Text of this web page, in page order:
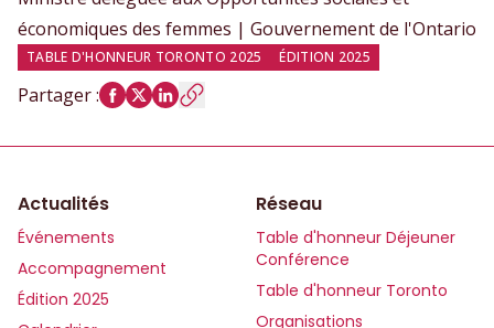
économiques des femmes | Gouvernement de l'Ontario
TABLE D'HONNEUR TORONTO 2025 ÉDITION 2025
Partager:
Actualités
Événements
Accompagnement
Édition 2025
Réseau
Table d'honneur Déjeuner
Conférence
Table d'honneur Toronto
Organisations